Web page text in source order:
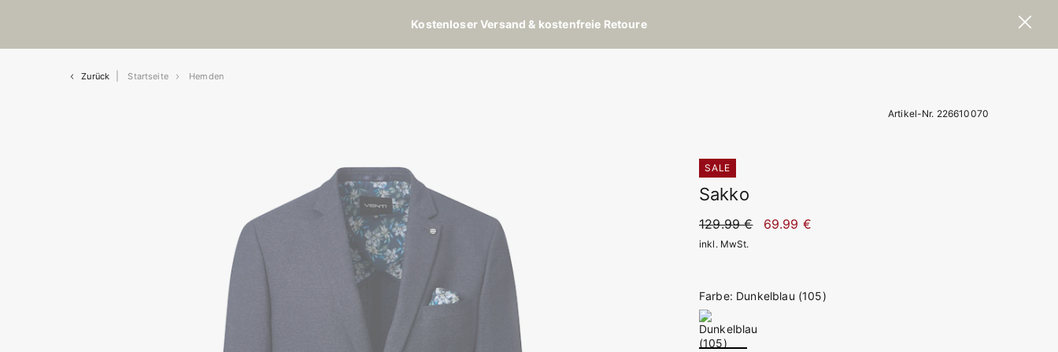
Kostenloser Versand & kostenfreie Retoure
Zurück Startseite Hemden
Artikel-Nr. 226610070
SALE
Sakko
129.99 € 69.99 €
inkl. MwSt.
Farbe: Dunkelblau (105)